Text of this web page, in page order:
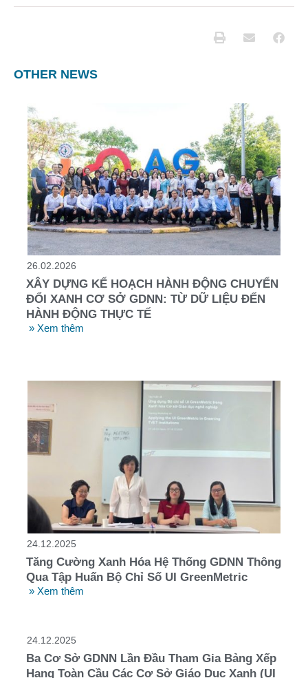
OTHER NEWS
26.02.2026
XÂY DỰNG KẾ HOẠCH HÀNH ĐỘNG CHUYỂN
ĐỔI XANH CƠ SỞ GDNN: TỪ DỮ LIỆU ĐẾN
HÀNH ĐỘNG THỰC TẾ
» Xem thêm
24.12.2025
Tăng Cường Xanh Hóa Hệ Thống GDNN Thông
Qua Tập Huấn Bộ Chỉ Số UI GreenMetric
» Xem thêm
24.12.2025
Ba Cơ Sở GDNN Lần Đầu Tham Gia Bảng Xếp
Hạng Toàn Cầu Các Cơ Sở Giáo Dục Xanh (UI